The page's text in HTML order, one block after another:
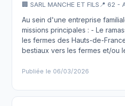
🏢 SARL MANCHE ET FILS 📍 62 -
Au sein d'une entreprise
missions principales : - Le
les fermes des Hauts-de-
bestiaux vers les fermes et/ou
Publiée le 06/03/2026